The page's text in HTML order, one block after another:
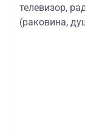
телевизор,
(раковина,